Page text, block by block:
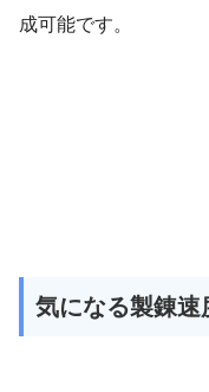
成可能です。
気になる製錬速